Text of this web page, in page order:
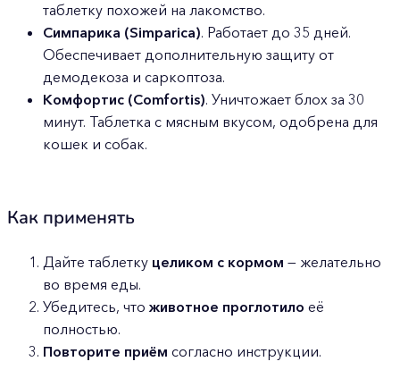
таблетку похожей на лакомство.
Симпарика (Simparica). Работает до 35 дней.
Обеспечивает дополнительную защиту от
демодекоза и саркоптоза.
Комфортис (Comfortis). Уничтожает блох за 30
минут. Таблетка с мясным вкусом, одобрена для
кошек и собак.
Как применять
Дайте таблетку целиком с кормом — желательно
во время еды.
Убедитесь, что животное проглотило её
полностью.
Повторите приём согласно инструкции.